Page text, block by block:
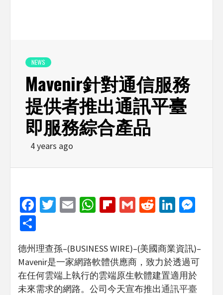
NEWS
Mavenir針對通信服務
提供者推出通訊平臺
即服務綜合產品
4 years ago
Facebook
Twitter
EmailWhatsApp
Flipboard
GmailReddit
德州理查孫–(BUSINESS WIRE)–(美國商業資訊)–
Mavenir是一家網路軟體供應商，致力於透過可
在任何雲端上執行的雲端原生軟體建置適用於
未來需求的網路。公司今天宣布推出通訊平臺